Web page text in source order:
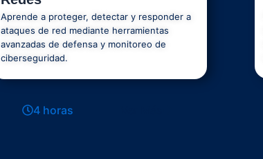
Aprende a proteger, detectar y responder a
ataques de red mediante herramientas
avanzadas de defensa y monitoreo de
ciberseguridad.
4 horas